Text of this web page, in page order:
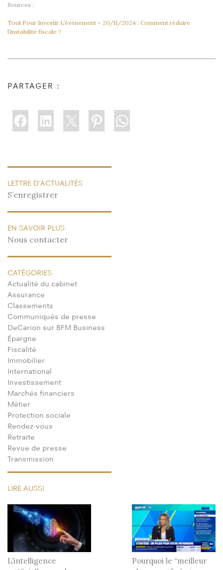
Sources :
Tout Pour Investir L’évènement – 20/11/2024 : Comment réduire
l’instabilité fiscale ?
PARTAGER :
LETTRE D’ACTUALITÉS
S’enregistrer
EN SAVOIR PLUS
Nous contacter
CATÉGORIES
Actualité du cabinet
Assurance
Classements
Communiqués de presse
DeCarion sur BFM Business
Épargne
Fiscalité
Immobilier
International
Investissement
Marchés financiers
Métier
Protection sociale
Rendez-vous
Retraite
Revue de presse
Transmission
LIRE AUSSI
L’intelligence
Pourquoi le “meilleur